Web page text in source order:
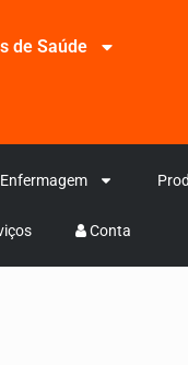
de Saúde
Conta